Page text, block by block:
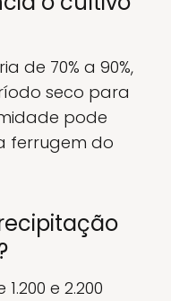
de 70% a 90%,
seco para
pode
ferrugem do
e 2.200